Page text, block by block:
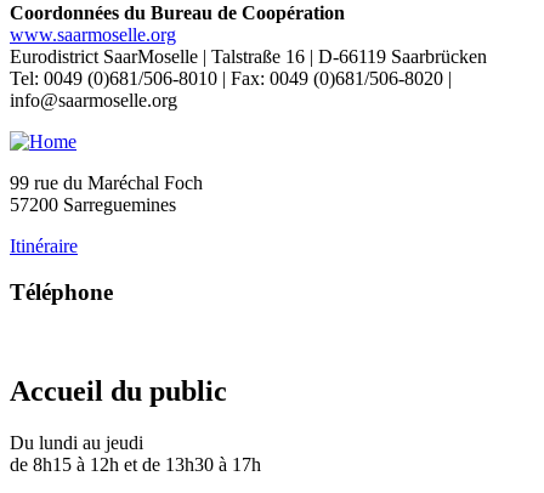
Coordonnées du Bureau de Coopération
www.saarmoselle.org
Eurodistrict SaarMoselle | Talstraße 16 | D-66119 Saarbrücken
Tel: 0049 (0)681/506-8010 | Fax: 0049 (0)681/506-8020 |
info@saarmoselle.org
99 rue du Maréchal Foch
57200 Sarreguemines
Itinéraire
Téléphone
Accueil du public
Du lundi au jeudi
de 8h15 à 12h et de 13h30 à 17h